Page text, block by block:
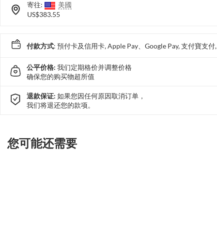
寄往:
美國
US$383.55
付款方式: 預付卡及信用卡, Apple Pay、Google Pay, 支付寶支
公平价格: 我们定期格价并调整价格
确保您的购买物超所值
退款保证: 如果您因任何原因取消订单，
我们将退还您的款项。
您可能还需要